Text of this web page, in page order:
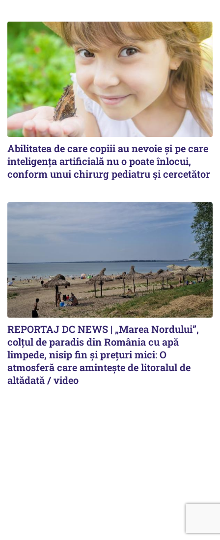
Abilitatea de care copiii au nevoie și pe care
inteligența artificială nu o poate înlocui,
conform unui chirurg pediatru și cercetător
REPORTAJ DC NEWS | „Marea Nordului”,
colțul de paradis din România cu apă
limpede, nisip fin și prețuri mici: O
atmosferă care amintește de litoralul de
altădată / video